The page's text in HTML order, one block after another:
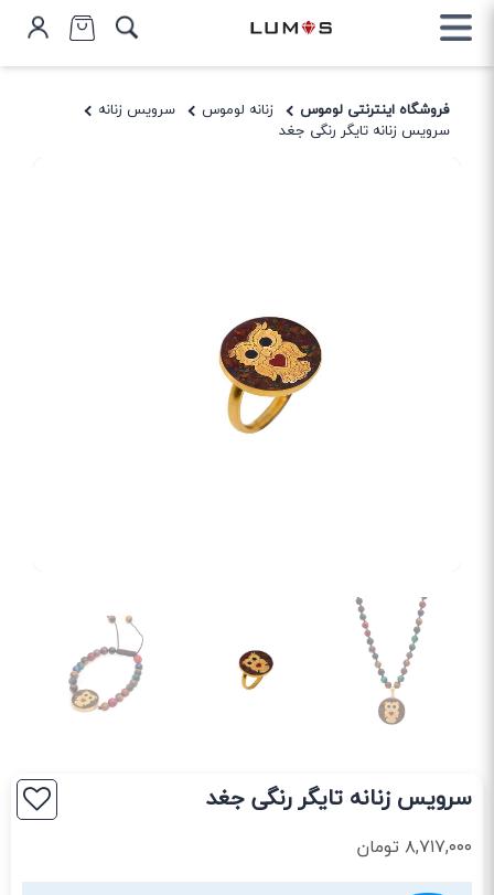
فروشگاه اینترنتی لوموس زنانه لوموس
سرویس زنانه
سرویس زنانه تایگر رنگی جغد
سرویس زنانه تایگر رنگی جغد
۸,۷۱۷,۰۰۰ تومان